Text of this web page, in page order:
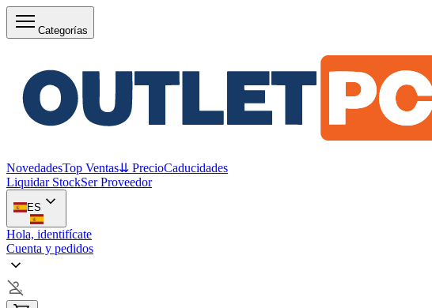
Categorías
NovedadesTop Ventas⇊ PrecioCaducidades
Liquidar StockSer Proveedor
ES
Hola, identifícate
Cuenta y pedidos